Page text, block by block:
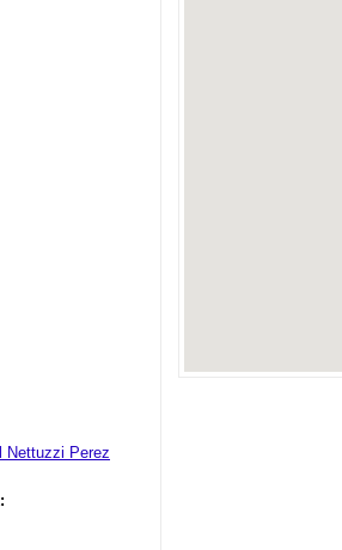
Nettuzzi Perez